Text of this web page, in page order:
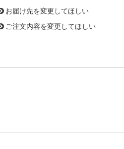
お届け先を変更してほしい
ご注文内容を変更してほしい